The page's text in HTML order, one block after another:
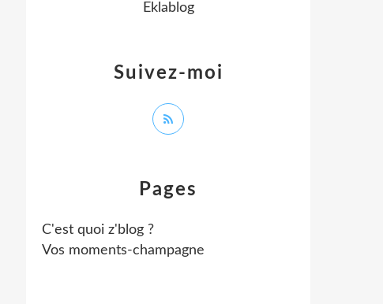
Pages
C'est quoi z'blog ?
Vos moments-champagne
Suivez-moi
Eklablog